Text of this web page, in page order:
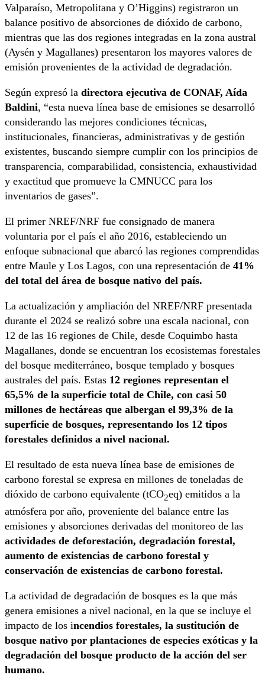
Valparaíso, Metropolitana y O’Higgins) registraron un
balance positivo de absorciones de dióxido de carbono,
mientras que las dos regiones integradas en la zona austral
(Aysén y Magallanes) presentaron los mayores valores de
emisión provenientes de la actividad de degradación.
Según expresó la directora ejecutiva de CONAF, Aída
Baldini, “esta nueva línea base de emisiones se desarrolló
considerando las mejores condiciones técnicas,
institucionales, financieras, administrativas y de gestión
existentes, buscando siempre cumplir con los principios de
transparencia, comparabilidad, consistencia, exhaustividad
y exactitud que promueve la CMNUCC para los
inventarios de gases”.
El primer NREF/NRF fue consignado de manera
voluntaria por el país el año 2016, estableciendo un
enfoque subnacional que abarcó las regiones comprendidas
entre Maule y Los Lagos, con una representación de 41%
del total del área de bosque nativo del país.
La actualización y ampliación del NREF/NRF presentada
durante el 2024 se realizó sobre una escala nacional, con
12 de las 16 regiones de Chile, desde Coquimbo hasta
Magallanes, donde se encuentran los ecosistemas forestales
del bosque mediterráneo, bosque templado y bosques
australes del país. Estas 12 regiones representan el
65,5% de la superficie total de Chile, con casi 50
millones de hectáreas que albergan el 99,3% de la
superficie de bosques, representando los 12 tipos
forestales definidos a nivel nacional.
El resultado de esta nueva línea base de emisiones de
carbono forestal se expresa en millones de toneladas de
dióxido de carbono equivalente (tCO2eq) emitidos a la
atmósfera por año, proveniente del balance entre las
emisiones y absorciones derivadas del monitoreo de las
actividades de deforestación, degradación forestal,
aumento de existencias de carbono forestal y
conservación de existencias de carbono forestal.
La actividad de degradación de bosques es la que más
genera emisiones a nivel nacional, en la que se incluye el
impacto de los incendios forestales, la sustitución de
bosque nativo por plantaciones de especies exóticas y la
degradación del bosque producto de la acción del ser
humano.